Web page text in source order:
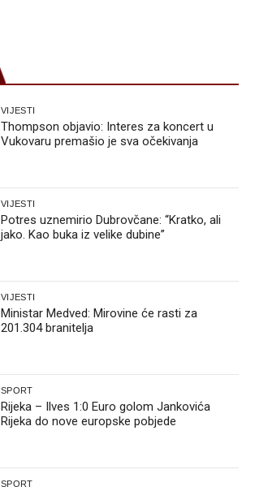
VIJESTI
Thompson objavio: Interes za koncert u
Vukovaru premašio je sva očekivanja
VIJESTI
Potres uznemirio Dubrovčane: “Kratko, ali
jako. Kao buka iz velike dubine”
VIJESTI
Ministar Medved: Mirovine će rasti za
201.304 branitelja
SPORT
Rijeka – Ilves 1:0 Euro golom Jankovića
Rijeka do nove europske pobjede
SPORT